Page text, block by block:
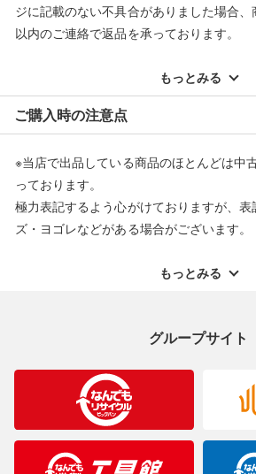
ジに記載のない不具合がありました場合
以内のご連絡で返品を承っております。
配送料ともに当社負担で対応いたします。
※オンラインストアで購入頂いた商品は、
できません。また、商品の修理及び交換に
返品・交換について
もっとみる
ご購入時の注意点
※当店で出品している商品のほとんどは中
っております。
極力表記するよう心がけておりますが、
ズ・ヨゴレなどがある場合がございます。
ご理解くださいますようお願い申し上げま
合がございますのでご了承ください。
※表記したカラー名は、当社が判断した名
製造元が定めたカラー名と異なることもあ
明なことがありましたらご購入前にお問い
もっとみる
グループサイト